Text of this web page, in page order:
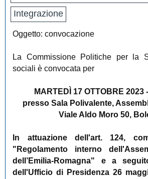
Integrazione
Oggetto: convocazione
La Commissione Politiche per la
sociali è convocata per
MARTEDÌ 17 OTTOBRE 2023
presso Sala Polivalente,
Viale Aldo Moro 50,
In attuazione dell'art. 124,
"Regolamento interno
dell’Emilia-Romagna" e a
dell'Ufficio di Presidenza 26